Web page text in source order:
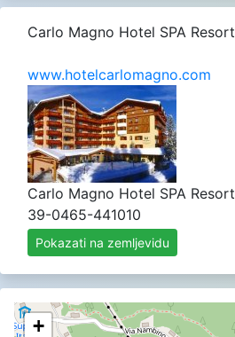
Carlo Magno Hotel SPA Resort
www.hotelcarlomagno.com
Carlo Magno Hotel SPA Resort
39-0465-441010
Pokazati na zemljevidu
+